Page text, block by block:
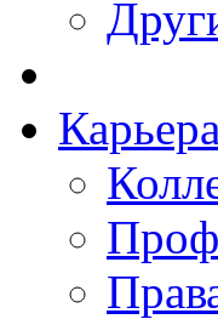
Карьера